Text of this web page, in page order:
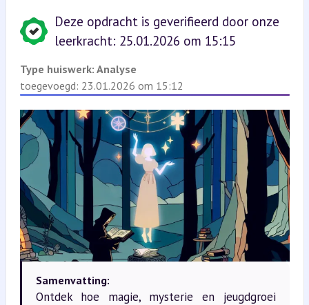
Deze opdracht is geverifieerd door onze
leerkracht: 25.01.2026 om 15:15
Type huiswerk: Analyse
toegevoegd: 23.01.2026 om 15:12
Samenvatting:
Ontdek hoe magie, mysterie en jeugdgroei